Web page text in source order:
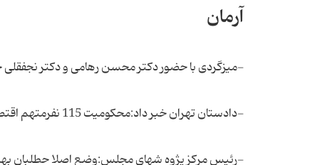
آرمان
-میزگردی با حضور دکتر محسن رهامی و دکتر
-دادستان تهران خبر داد:محکومیت 115 نفرمتهم اقتصادی در سال
-رئیس مرکز پژوه شهای مجلس:وضع اصلا حطلبان